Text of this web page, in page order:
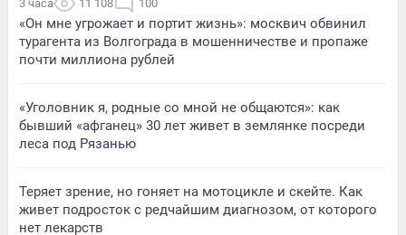
3 часа 11 108 100
«Он мне угрожает и портит жизнь»: москвич обвинил
турагента из Волгограда в мошенничестве и пропаже
почти миллиона рублей
«Уголовник я, родные со мной не общаются»: как
бывший «афганец» 30 лет живет в землянке посреди
леса под Рязанью
Теряет зрение, но гоняет на мотоцикле и скейте. Как
живет подросток с редчайшим диагнозом, от которого
нет лекарств